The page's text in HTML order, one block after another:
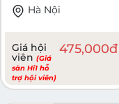
Hà Nội
Giá hội
viên(Giá
sàn Hi1 hỗ
trợ hội viên)
475,000đ